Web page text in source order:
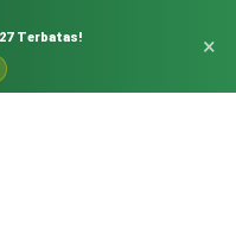
Terbatas!
×